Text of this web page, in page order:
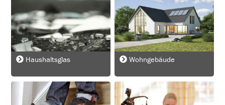
Haushaltsglas Wohngebäude